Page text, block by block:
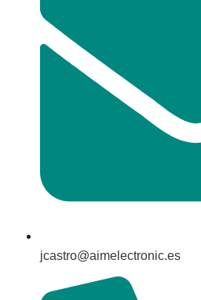
jcastro@aimelectronic.es